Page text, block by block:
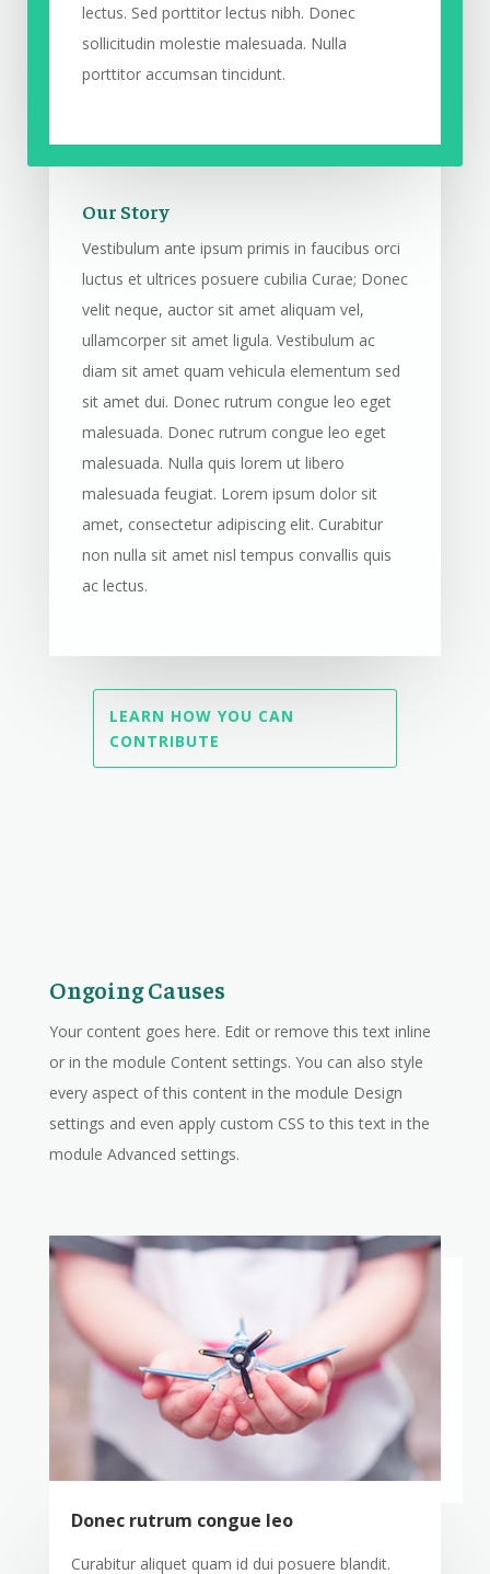
lectus. Sed porttitor lectus nibh. Donec
sollicitudin molestie malesuada. Nulla
porttitor accumsan tincidunt.
Our Story
Vestibulum ante ipsum primis in faucibus orci
luctus et ultrices posuere cubilia Curae; Donec
velit neque, auctor sit amet aliquam vel,
ullamcorper sit amet ligula. Vestibulum ac
diam sit amet quam vehicula elementum sed
sit amet dui. Donec rutrum congue leo eget
malesuada. Donec rutrum congue leo eget
malesuada. Nulla quis lorem ut libero
malesuada feugiat. Lorem ipsum dolor sit
amet, consectetur adipiscing elit. Curabitur
non nulla sit amet nisl tempus convallis quis
ac lectus.
LEARN HOW YOU CAN
CONTRIBUTE
Ongoing Causes
Your content goes here. Edit or remove this text inline
or in the module Content settings. You can also style
every aspect of this content in the module Design
settings and even apply custom CSS to this text in the
module Advanced settings.
Donec rutrum congue leo
Curabitur aliquet quam id dui posuere blandit.